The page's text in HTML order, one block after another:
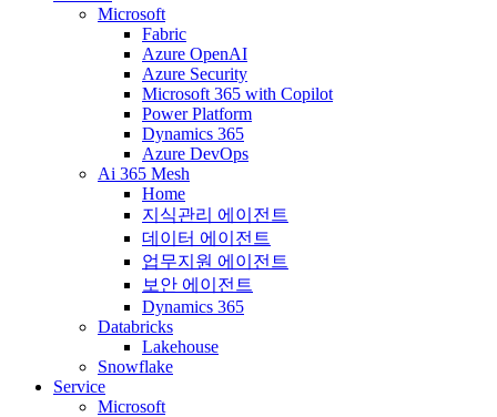
Microsoft
Fabric
Azure OpenAI
Azure Security
Microsoft 365 with Copilot
Power Platform
Dynamics 365
Azure DevOps
Ai 365 Mesh
Home
지식관리 에이전트
데이터 에이전트
업무지원 에이전트
보안 에이전트
Dynamics 365
Databricks
Lakehouse
Snowflake
Service
Microsoft